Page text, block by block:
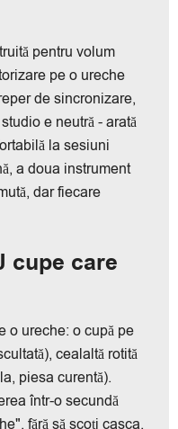
pentru volum
pe o ureche
de sincronizare,
e neutră - arată
la sesiuni
a doua instrument
dar fiecare
cupe care
o ureche: o cupă pe
cealaltă rotită
piesa curentă).
într-o secundă
fără să scoți casca.